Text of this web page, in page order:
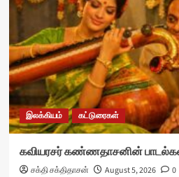
இலக்கியம் கட்டுரைகள்
கவியரசர் கண்ணதாசனின்
சக்தி சக்திதாசன் August 5, 2026 0